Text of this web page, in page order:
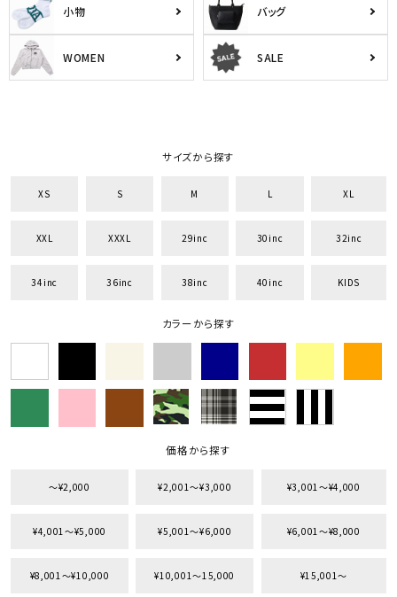
小物 バッグ
WOMEN SALE
サイズから探す
XS S M L XL
XXL XXXL 29inc 30inc 32inc
34inc 36inc 38inc 40inc KIDS
カラーから探す
価格から探す
〜¥2,000 ¥2,001〜¥3,000 ¥3,001〜¥4,000
¥4,001〜¥5,000 ¥5,001〜¥6,000 ¥6,001〜¥8,000
¥8,001〜¥10,000 ¥10,001〜15,000 ¥15,001〜